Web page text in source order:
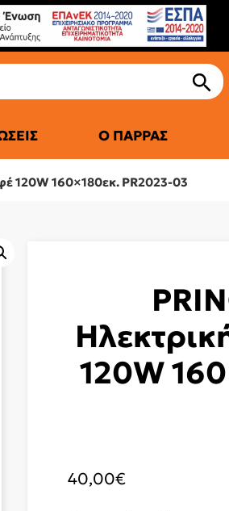
Ο ΠΑΡΡΆΣ
120W 160×180εκ. PR2023-03
120W
40,00€